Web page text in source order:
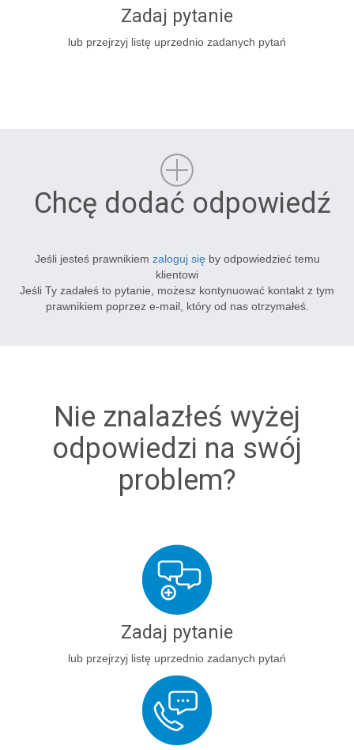
Zadaj pytanie
lub przejrzyj listę uprzednio zadanych pytań
Chcę dodać odpowiedź
Jeśli jesteś prawnikiem zaloguj się by odpowiedzieć temu
klientowi
Jeśli Ty zadałeś to pytanie, możesz kontynuować kontakt z tym
prawnikiem poprzez e-mail, który od nas otrzymałeś.
Nie znalazłeś wyżej
odpowiedzi na swój
problem?
Zadaj pytanie
lub przejrzyj listę uprzednio zadanych pytań